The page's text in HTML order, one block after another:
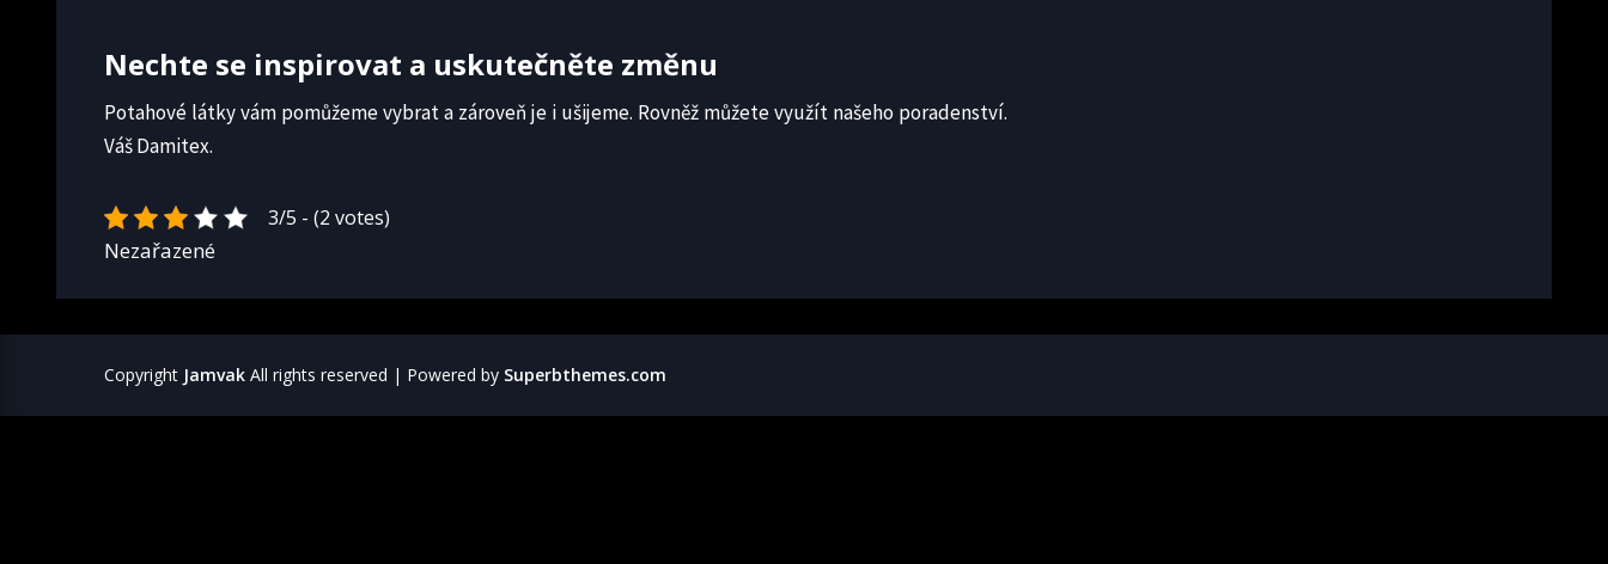
Nechte se inspirovat a uskutečněte změnu
Potahové látky vám pomůžeme vybrat a zároveň je i ušijeme. Rovněž můžete využít našeho poradenství.
Váš Damitex.
3/5 - (2 votes)
Nezařazené
Copyright Jamvak All rights reserved | Powered by Superbthemes.com